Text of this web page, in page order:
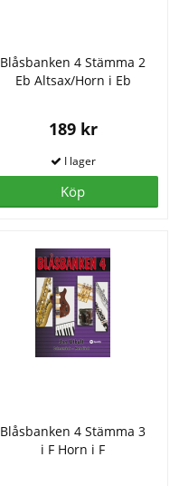
Blåsbanken 4 Stämma 2
Eb Altsax/Horn i Eb
189 kr
Köp
Blåsbanken 4 Stämma 3
i F Horn i F